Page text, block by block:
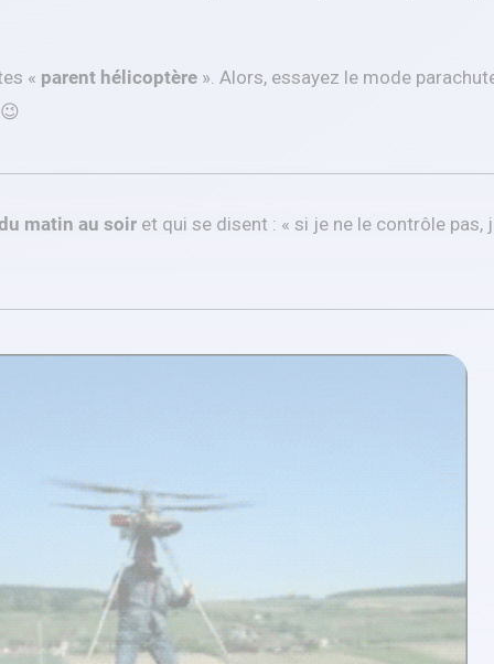
« parent hélicoptère ». Alors, essayez le mode
matin au soir et qui se disent : « si je ne le contrôle pas,